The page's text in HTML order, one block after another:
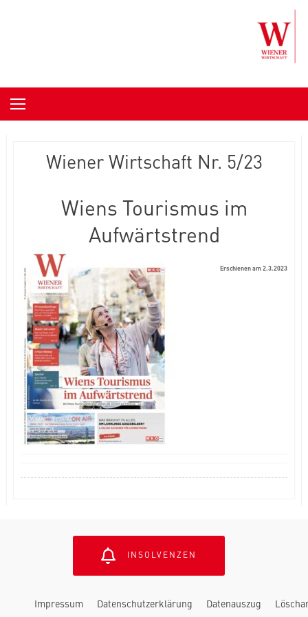
Wiener Wirtschaft Nr. 5/23
Wiens Tourismus im
Aufwärtstrend
Erschienen am 2.3.2023
INSOLVENZEN
Impressum Datenschutzerklärung Datenauszug